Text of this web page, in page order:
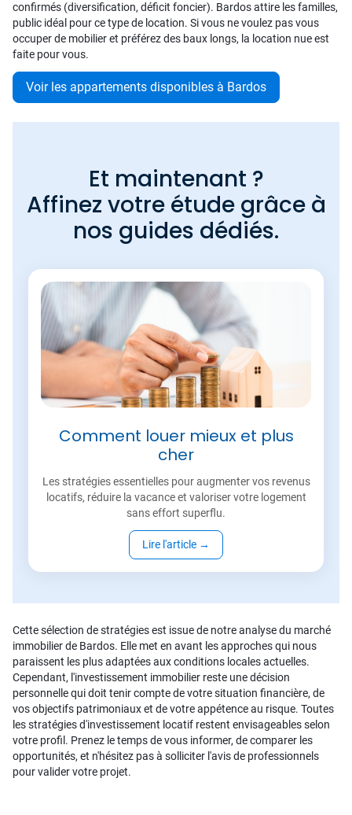
confirmés (diversification, déficit foncier). Bardos attire les familles,
public idéal pour ce type de location. Si vous ne voulez pas vous
occuper de mobilier et préférez des baux longs, la location nue est
faite pour vous.
Voir les appartements disponibles à Bardos
Et maintenant ?
Affinez votre étude grâce à
nos guides dédiés.
Comment louer mieux et plus
cher
Les stratégies essentielles pour augmenter vos revenus
locatifs, réduire la vacance et valoriser votre logement
sans effort superflu.
Lire l'article →
Cette sélection de stratégies est issue de notre analyse du marché
immobilier de Bardos. Elle met en avant les approches qui nous
paraissent les plus adaptées aux conditions locales actuelles.
Cependant, l'investissement immobilier reste une décision
personnelle qui doit tenir compte de votre situation financière, de
vos objectifs patrimoniaux et de votre appétence au risque. Toutes
les stratégies d'investissement locatif restent envisageables selon
votre profil. Prenez le temps de vous informer, de comparer les
opportunités, et n'hésitez pas à solliciter l'avis de professionnels
pour valider votre projet.